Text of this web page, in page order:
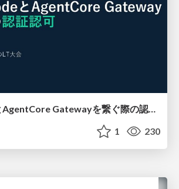
Claude CodeとAgentCore Gatewayを繋ぐ際の認証認可 / Authentication and authorization when connecting Claude Code with AgentCore Gateway
1 230